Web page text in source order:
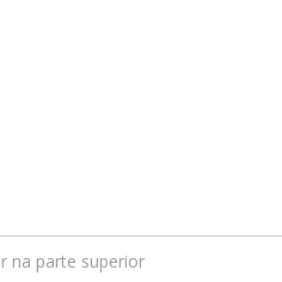
na parte superior